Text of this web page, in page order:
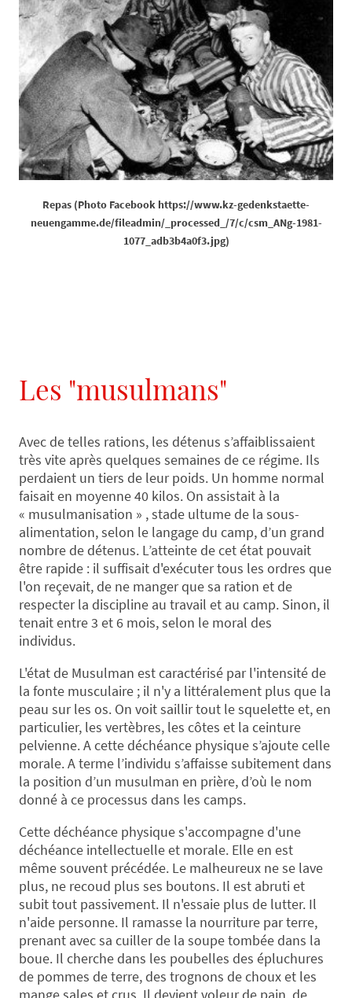
Repas (Photo Facebook https://www.kz-gedenkstaette-
neuengamme.de/fileadmin/_processed_/7/c/csm_ANg-1981-
1077_adb3b4a0f3.jpg)
Les "musulmans"
Avec de telles rations, les détenus s’affaiblissaient
très vite après quelques semaines de ce régime. Ils
perdaient un tiers de leur poids. Un homme normal
faisait en moyenne 40 kilos. On assistait à la
« musulmanisation » , stade ultume de la sous-
alimentation, selon le langage du camp, d’un grand
nombre de détenus. L’atteinte de cet état pouvait
être rapide : il suffisait d'exécuter tous les ordres que
l'on reçevait, de ne manger que sa ration et de
respecter la discipline au travail et au camp. Sinon, il
tenait entre 3 et 6 mois, selon le moral des
individus.
L'état de Musulman est caractérisé par l'intensité de
la fonte musculaire ; il n'y a littéralement plus que la
peau sur les os. On voit saillir tout le squelette et, en
particulier, les vertèbres, les côtes et la ceinture
pelvienne. A cette déchéance physique s’ajoute celle
morale. A terme l’individu s’affaisse subitement dans
la position d’un musulman en prière, d’où le nom
donné à ce processus dans les camps.
Cette déchéance physique s'accompagne d'une
déchéance intellectuelle et morale. Elle en est
même souvent précédée. Le malheureux ne se lave
plus, ne recoud plus ses boutons. Il est abruti et
subit tout passivement. Il n'essaie plus de lutter. Il
n'aide personne. Il ramasse la nourriture par terre,
prenant avec sa cuiller de la soupe tombée dans la
boue. Il cherche dans les poubelles des épluchures
de pommes de terre, des trognons de choux et les